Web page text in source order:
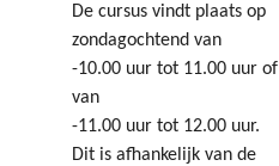
De cursus vindt plaats op
zondagochtend van
-10.00 uur tot 11.00 uur of
van
-11.00 uur tot 12.00 uur.
Dit is afhankelijk van de